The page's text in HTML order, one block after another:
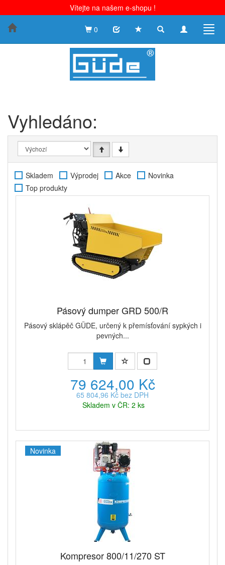
Vítejte na našem e-shopu !
Toggle
Toggle
0
Vyhledáno:
Skladem Výprodej Akce
Novinka
Top produkty
Pásový dumper GRD 500/R
Pásový sklápěč GÜDE, určený k přemísťování sypkých i
pevných...
79 624,00 Kč
65 804,96 Kč bez DPH
Skladem v ČR: 2 ks
Novinka
Kompresor 800/11/270 ST